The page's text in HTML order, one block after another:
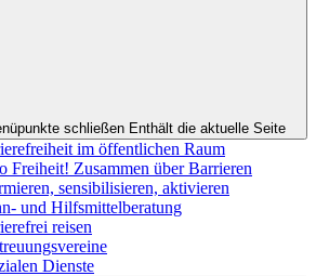
schließen Enthält die aktuelle Seite
im öffentlichen Raum
Freiheit! Zusammen über Barrieren
sensibilisieren, aktivieren
und Hilfsmittelberatung
reisen
Dienste